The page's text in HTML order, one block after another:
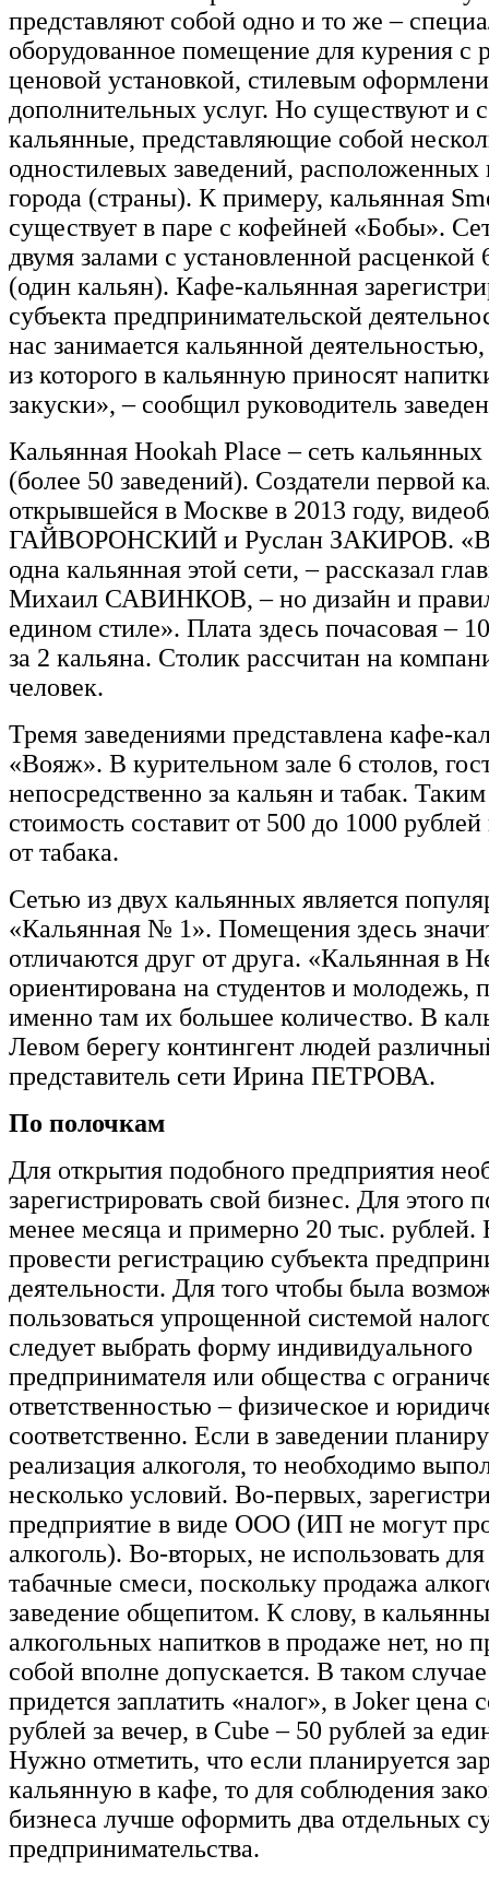
представляют собой одно и то же –
оборудованное помещение для курения с
ценовой установкой, стилевым
дополнительных услуг. Но существуют и
кальянные, представляющие собой
одностилевых заведений, расположенных
города (страны). К примеру, кальянная
существует в паре с кофейней «Бобы».
двумя залами с установленной расценкой
(один кальян). Кафе-кальянная
субъекта предпринимательской
нас занимается кальянной
из которого в кальянную приносят
закуски», – сообщил руководитель
Кальянная Hookah Place – сеть
(более 50 заведений). Создатели первой
открывшейся в Москве в 2013 году,
ГАЙВОРОНСКИЙ и Руслан ЗАКИРОВ. «В
одна кальянная этой сети, – рассказал
Михаил САВИНКОВ, – но дизайн и
едином стиле». Плата здесь почасовая –
за 2 кальяна. Столик рассчитан на
человек.
Тремя заведениями представлена кафе-
«Вояж». В курительном зале 6 столов,
непосредственно за кальян и табак.
стоимость составит от 500 до 1000
от табака.
Сетью из двух кальянных является
«Кальянная № 1». Помещения здесь
отличаются друг от друга. «Кальянная в
ориентирована на студентов и молодежь,
именно там их большее количество. В
Левом берегу контингент людей
представитель сети Ирина ПЕТРОВА.
По полочкам
Для открытия подобного предприятия
зарегистрировать свой бизнес. Для этого
менее месяца и примерно 20 тыс.
провести регистрацию субъекта
деятельности. Для того чтобы была
пользоваться упрощенной системой
следует выбрать форму индивидуального
предпринимателя или общества с
ответственностью – физическое и
соответственно. Если в заведении
реализация алкоголя, то необходимо
несколько условий. Во-первых,
предприятие в виде ООО (ИП не могут
алкоголь). Во-вторых, не использовать
табачные смеси, поскольку продажа
заведение общепитом. К слову, в
алкогольных напитков в продаже нет, но
собой вполне допускается. В таком
придется заплатить «налог», в Joker цена
рублей за вечер, в Cube – 50 рублей за
Нужно отметить, что если планируется
кальянную в кафе, то для соблюдения
бизнеса лучше оформить два отдельных
предпринимательства.